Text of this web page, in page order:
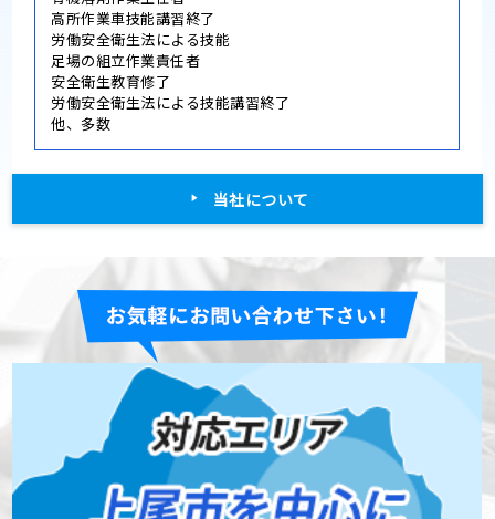
高所作業車技能講習終了
労働安全衛生法による技能
足場の組立作業責任者
安全衛生教育修了
労働安全衛生法による技能講習終了
他、多数
当社について